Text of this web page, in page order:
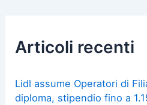
Articoli recenti
Lidl assume Operatori di
diploma, stipendio fino a